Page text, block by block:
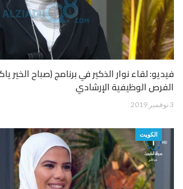
فيديو: لقاء نوار الذكير في برنامج (صباح
الفرص الوظيفية الإرشادي
3 نوفمبر 2019
الكويت